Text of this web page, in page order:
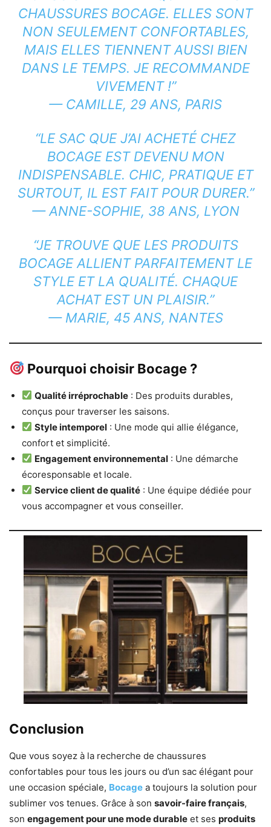
CHAUSSURES BOCAGE. ELLES SONT
NON SEULEMENT CONFORTABLES,
MAIS ELLES TIENNENT AUSSI BIEN
DANS LE TEMPS. JE RECOMMANDE
VIVEMENT !”
— CAMILLE, 29 ANS, PARIS
“LE SAC QUE J’AI ACHETÉ CHEZ
BOCAGE EST DEVENU MON
INDISPENSABLE. CHIC, PRATIQUE ET
SURTOUT, IL EST FAIT POUR DURER.”
— ANNE-SOPHIE, 38 ANS, LYON
“JE TROUVE QUE LES PRODUITS
BOCAGE ALLIENT PARFAITEMENT LE
STYLE ET LA QUALITÉ. CHAQUE
ACHAT EST UN PLAISIR.”
— MARIE, 45 ANS, NANTES
Pourquoi choisir Bocage ?
Qualité irréprochable : Des produits durables,
conçus pour traverser les saisons.
Style intemporel : Une mode qui allie élégance,
confort et simplicité.
Engagement environnemental : Une démarche
écoresponsable et locale.
Service client de qualité : Une équipe dédiée pour
vous accompagner et vous conseiller.
Conclusion
Que vous soyez à la recherche de chaussures
confortables pour tous les jours ou d’un sac élégant pour
une occasion spéciale, Bocage a toujours la solution pour
sublimer vos tenues. Grâce à son savoir-faire français,
son engagement pour une mode durable et ses produits